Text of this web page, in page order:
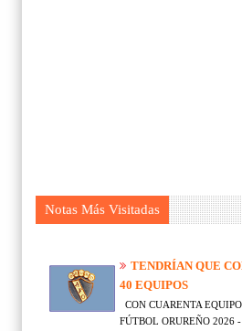
Notas Más Visitadas
TENDRÍAN QUE
40 EQUIPOS
CON CUARENTA
FÚTBOL ORUREÑO 2026